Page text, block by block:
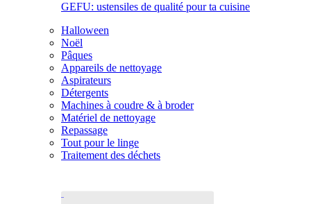
GEFU: ustensiles de qualité pour ta cuisine
Halloween
Noël
Pâques
Appareils de nettoyage
Aspirateurs
Détergents
Machines à coudre & à broder
Matériel de nettoyage
Repassage
Tout pour le linge
Traitement des déchets